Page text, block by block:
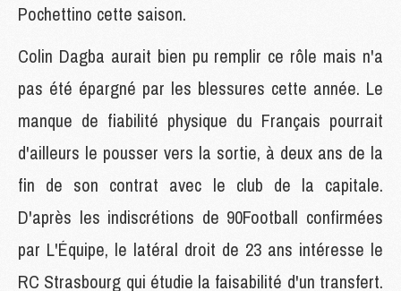
Pochettino cette saison.
Colin Dagba aurait bien pu remplir ce rôle mais n'a
pas été épargné par les blessures cette année. Le
manque de fiabilité physique du Français pourrait
d'ailleurs le pousser vers la sortie, à deux ans de la
fin de son contrat avec le club de la capitale.
D'après les indiscrétions de 90Football confirmées
par L'Équipe, le latéral droit de 23 ans intéresse le
RC Strasbourg qui étudie la faisabilité d'un transfert.